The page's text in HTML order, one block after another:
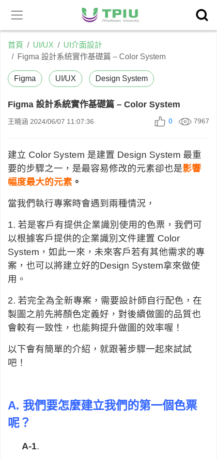
網
產品中心
首頁 UI/UX
UI介面設計
Figma 設計系統實作基礎篇 – Color System
Figma UI/UX Design System
Figma 設計系統實作基礎篇 – Color System
王曉涵 2024/06/07 11:07:36 0 7967
建立 Color System 是建置 Design System 最重
要的步驟之一，是最容易修改的元素卻也是影響
幅度最大的元素 。
當我們執行專案時會遇到兩種情況，
1. 若是客戶有提供企業識別使用的色票，我們可
以根據客戶提供的企業識別文件建置 Color
System，如此一來，未來客戶若有其他需求的專
案，也可以將建立好的Design System拿來做使
用。
2. 若完全為全新專案，需要設計師自行配色，在
製圖之前先將顏色定義好，對後續做圖的品質也
會較有一致性，也能夠提升做圖的效率喔 ！
以下會有簡單的介紹，就跟著步驟一起來試試
吧！
A. 我們要怎麼建立我們的第一個色票
呢？
A-1.